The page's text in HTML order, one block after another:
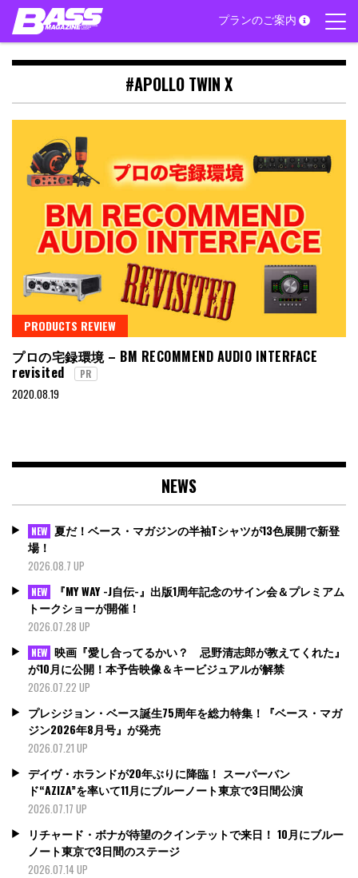
Skip
content
プランのご案内
#APOLLO TWIN X
PRODUCTS REVIEW
プロの宅録環境 – BM RECOMMEND AUDIO INTERFACE
revisited
PR
2020.08.19
NEWS
NEW 夏だ！ベース・マガジンの半袖Tシャツが13色展開で新登
場！
2026.08.7 UP
NEW
『MY WAY -J自伝-』出版1周年記念のサイン会＆プレミアム
トークショーが開催！
2026.07.28 UP
NEW 映画『愛し合ってるかい？ 忌野清志郎が教えてくれた』
が10月に公開！本予告映像＆キービジュアルが解禁
2026.07.22 UP
プレシジョン・ベース誕生75周年を総力特集！『ベース・マガ
ジン2026年8月号』が発売
2026.07.21 UP
デイヴ・ホランドが20年ぶりに降臨！ スーパーバン
ド“AZIZA”を率いて11月にブルーノート東京で3日間公演
2026.07.17 UP
リチャード・ボナが待望のクインテットで来日！ 10月にブルー
ノート東京で3日間のステージ
2026.07.14 UP